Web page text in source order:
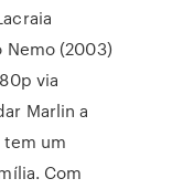
Nemo (2003)
via
Marlin a
um
Com